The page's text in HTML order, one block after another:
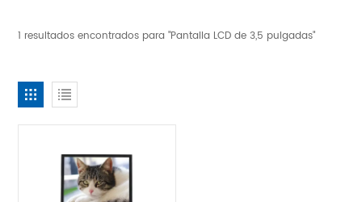
1 resultados encontrados para "Pantalla LCD de 3,5 pulgadas"